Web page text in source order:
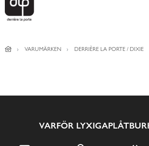
VARUMÄRKEN DERRIÈRE LA PORTE / DIXIE
VARFÖR